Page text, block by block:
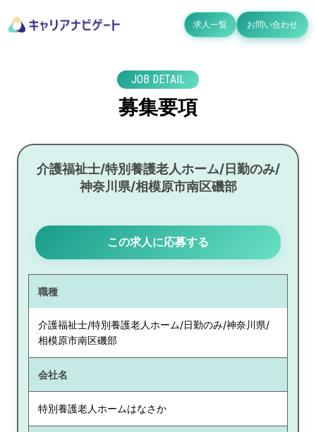
求人一覧 お問い合わせ
JOB DETAIL
募集要項
介護福祉士/特別養護老人ホーム/日勤のみ/
神奈川県/相模原市南区磯部
この求人に応募する
職種
介護福祉士/特別養護老人ホーム/日勤のみ/神奈川県/
相模原市南区磯部
会社名
特別養護老人ホームはなさか